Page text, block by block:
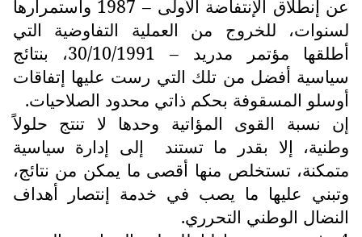
عن إنطلاق الإنتفاضة الأولى – 1987 واستمرارها
لسنوات، للخروج من العملية التفاوضية التي
أطلقها مؤتمر مدريد – 30/10/1991، بنتائج
سياسية أفضل من تلك التي رست عليها إتفاقات
أوسلو المسقوفة بحكم ذاتي محدود الصلاحيات.
إن نسبة القوى المؤاتية وحدها لا تنتج حلولاً
وطنية، إلا بقدر ما تستند
إلى إدارة سياسية
متمكنة، تستخلص منها أقصى ما يمكن من نتائج،
وتبني عليها ما يصب في خدمة إنتصار أهداف
النضال الوطني التحرري.